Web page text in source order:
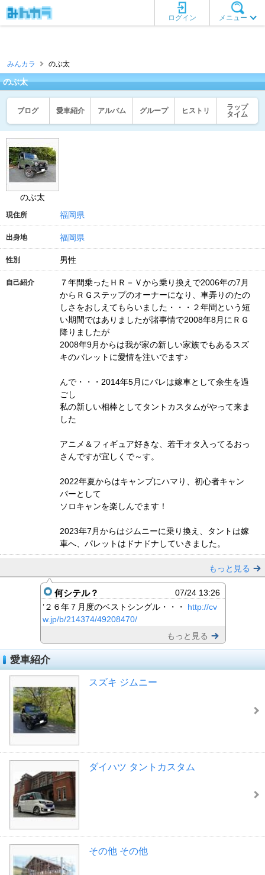
メニュー
ログイン
みんカラ のぶ太
のぶ太
ブログ 愛車紹介 アルバム グループ ヒストリ
ラップ
タイム
のぶ太
現住所 福岡県
出身地 福岡県
性別 男性
自己紹介
７年間乗ったＨＲ－Ｖから乗り換えで2006年の7月
からＲＧステップのオーナーになり、車弄りのたの
しさをおしえてもらいました・・・２年間という短
い期間ではありましたが諸事情で2008年8月にＲＧ
降りましたが
2008年9月からは我が家の新しい家族でもあるスズ
キのパレットに愛情を注いでます♪
んで・・・2014年5月にパレは嫁車として余生を過
ごし
私の新しい相棒としてタントカスタムがやって来ま
した
アニメ＆フィギュア好きな、若干オタ入ってるおっ
さんですが宜しくで～す。
2022年夏からはキャンプにハマり、初心者キャン
パーとして
ソロキャンを楽しんでます！
2023年7月からはジムニーに乗り換え、タントは嫁
車へ、パレットはドナドナしていきました。
もっと見る
何シテル？
07/24 13:26
’２６年７月度のベストシングル・・・ http://cv
w.jp/b/214374/49208470/
もっと見る
愛車紹介
スズキ ジムニー
ダイハツ タントカスタム
その他 その他